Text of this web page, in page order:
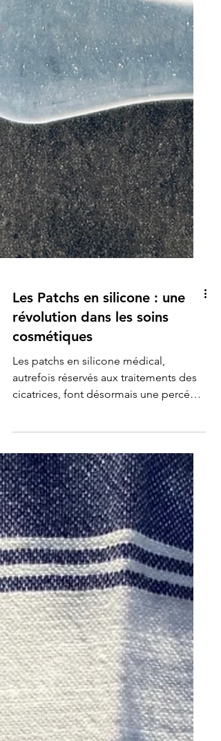
Les Patchs en silicone : une
révolution dans les soins
cosmétiques
Les patchs en silicone médical,
autrefois réservés aux traitements des
cicatrices, font désormais une percée
dans le monde des soins...